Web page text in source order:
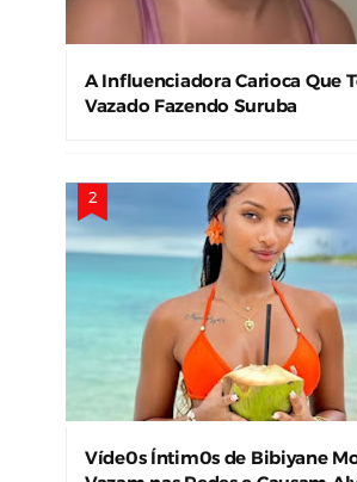
A Influenciadora Carioca Que
Vazado Fazendo Suruba
Víde0s Íntim0s de Bibiyane